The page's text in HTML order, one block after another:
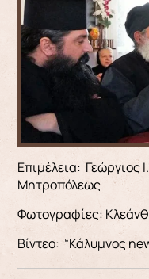
Επιμέλεια: Γεώργιος
Μητροπόλεως
Φωτογραφίες:
Βίντεο: “Κάλυμνος